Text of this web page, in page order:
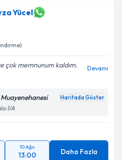
Yücel
çok memnunum kaldım.
Devamı
Haritada Göster
A
10 Ağu
13:00 Daha Fazla